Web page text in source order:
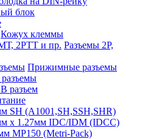
блок
Кожух клеммы
Разъемы 2Р,
Прижимные разъемы
разъем
SH (A1001,SH,SSH,SHR)
x 1.27мм IDC/IDM (IDCC)
MP150 (Metri-Pack)